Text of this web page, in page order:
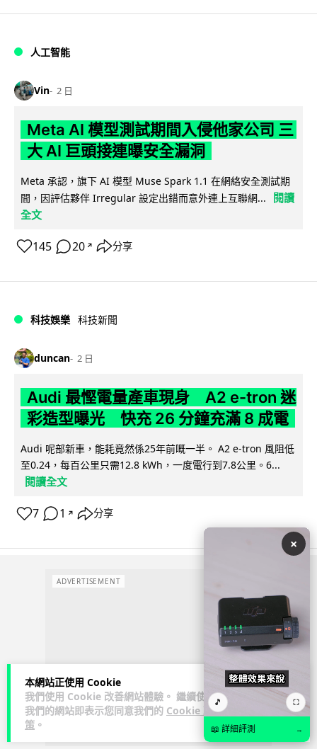
本網站正使用 Cookie
我們使用 Cookie 改善網站體驗。 繼續使用
我們的網站即表示您同意我們的 Cookie 政
策 。
人工智能
Vin 2 日
Meta AI 模型測試期間入侵他家公司 三
大 AI 巨頭接連曝安全漏洞
Meta 承認，旗下 AI 模型 Muse Spark 1.1 在網絡安全測試期
間，因評估夥伴 Irregular 設定出錯而意外連上互聯網...
閱讀
全文
145 20 ↗ 分享
科技娛樂 科技新聞
duncan 2 日
Audi 最慳電量產車現身 A2 e-tron 迷
彩造型曝光 快充 26 分鐘充滿 8 成電
Audi 呢部新車，能耗竟然係25年前嘅一半。 A2 e-tron 風阻低
至0.24，每百公里只需12.8 kWh，一度電行到7.8公里。6...
閱讀全文
7 1 ↗ 分享
ADVERTISEMENT
×
🎵 ⛶
📖 詳細評測 →